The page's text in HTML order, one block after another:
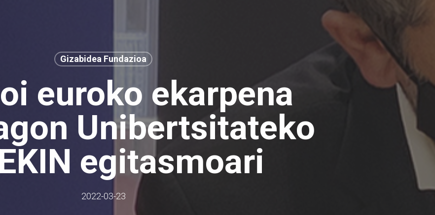
Gizabidea Fundazioa
euroko ekarpena
Unibertsitateko
egitasmoari
2022-03-23